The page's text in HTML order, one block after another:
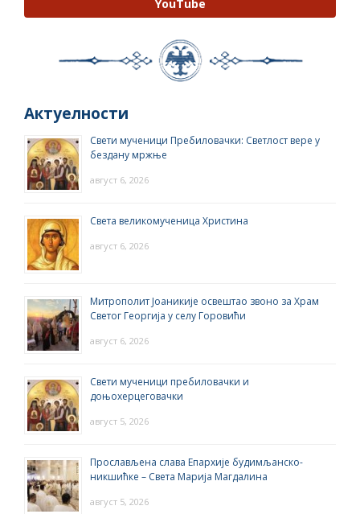
YouTube
Актуелности
Свети мученици Пребиловачки: Светлост вере у
бездану мржње
август 6, 2026
Света великомученица Христина
август 6, 2026
Митрополит Јоаникије освештао звоно за Храм
Светог Георгија у селу Горовићи
август 6, 2026
Свети мученици пребиловачки и
доњохерцеговачки
август 5, 2026
Прослављена слава Епархије будимљанско-
никшићке – Света Марија Магдалина
август 5, 2026